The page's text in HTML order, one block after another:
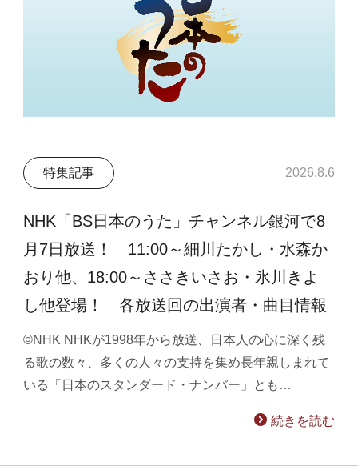
特集記事 2026.8.6
NHK「BS日本のうた」チャンネル銀河で8
月7日放送！ 11:00～細川たかし・水森か
おり他、18:00～ささきいさお・氷川きよ
し他登場！ 各放送回の出演者・曲目情報
©NHK NHKが1998年から放送、日本人の心に深く残
る歌の数々、多くの人々の支持を集め長年親しまれて
いる「日本のスタンダード・ナンバー」とも…
続きを読む